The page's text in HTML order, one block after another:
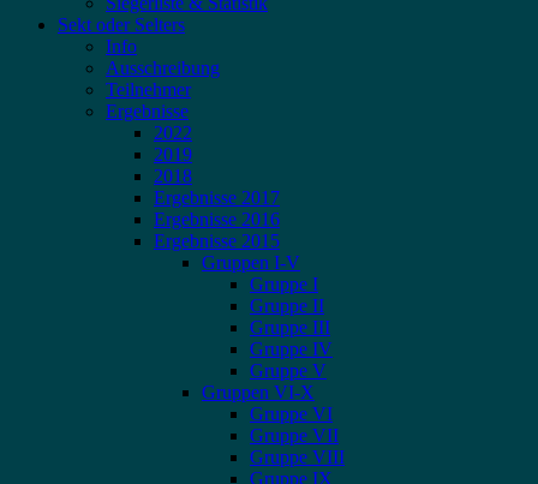
Sekt oder Selters
Info
Ausschreibung
Teilnehmer
Ergebnisse
2022
2019
2018
Ergebnisse 2017
Ergebnisse 2016
Ergebnisse 2015
Gruppen I-V
Gruppe I
Gruppe II
Gruppe III
Gruppe IV
Gruppe V
Gruppen VI-X
Gruppe VI
Gruppe VII
Gruppe VIII
Gruppe IX